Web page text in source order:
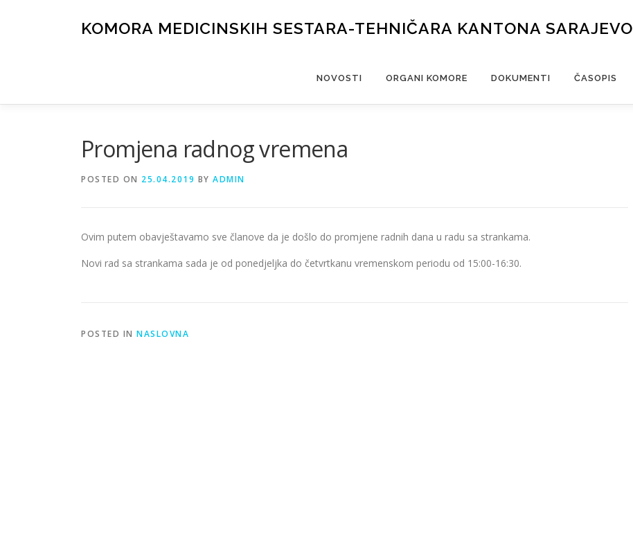
KOMORA MEDICINSKIH SESTARA-TEHNIČARA KANTONA SARAJEVO
NOVOSTI ORGANI KOMORE DOKUMENTI ČASOPIS
Promjena radnog vremena
POSTED ON 25.04.2019 BY ADMIN
Ovim putem obavještavamo sve članove da je došlo do promjene radnih dana u radu sa strankama.
Novi rad sa strankama sada je od ponedjeljka do četvrtkanu vremenskom periodu od 15:00-16:30.
POSTED IN NASLOVNA